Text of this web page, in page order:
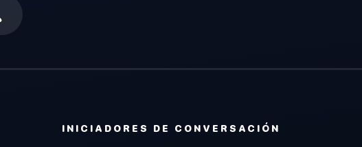
INICIADORES DE CONVERSACIÓN